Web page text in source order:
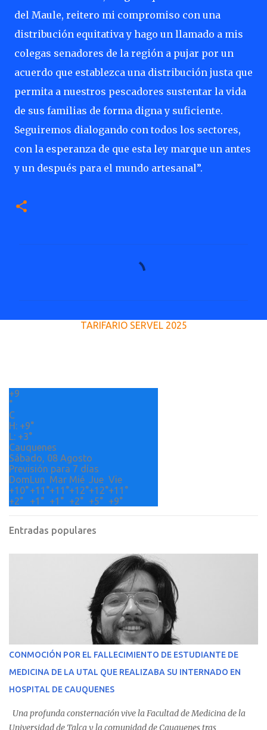
del Maule, reitero mi compromiso con una
distribución equitativa y hago un llamado a mis
colegas senadores de la región a pujar por un
acuerdo que establezca una distribución justa que
permita a nuestros pescadores sustentar la vida
de sus familias de forma digna y suficiente.
Seguiremos dialogando con todos los sectores,
con la esperanza de que esta ley marque un antes
y un después para el mundo artesanal”.
s
TARIFARIO SERVEL 2025
+9
°
C
H: +9°
L: +3°
Cauquenes
Sábado, 08 Agosto
Previsión para 7 días
DomLun Mar Mié Jue Vie
+10°+11°+11°+12°+12°+11°
+2° +1° +1° +2° +5° +9°
Entradas populares
CONMOCIÓN POR EL FALLECIMIENTO DE ESTUDIANTE DE
MEDICINA DE LA UTAL QUE REALIZABA SU INTERNADO EN
HOSPITAL DE CAUQUENES
Una profunda consternación vive la Facultad de Medicina de la
Universidad de Talca y la comunidad de Cauquenes tras